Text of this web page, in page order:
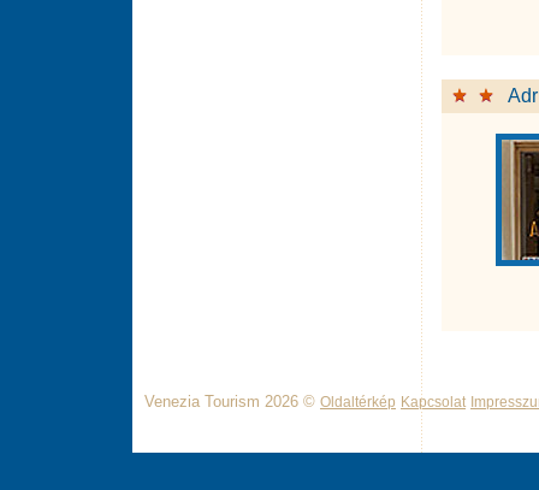
Venezia Tourism 2026 © Oldaltérkép Kapcsolat